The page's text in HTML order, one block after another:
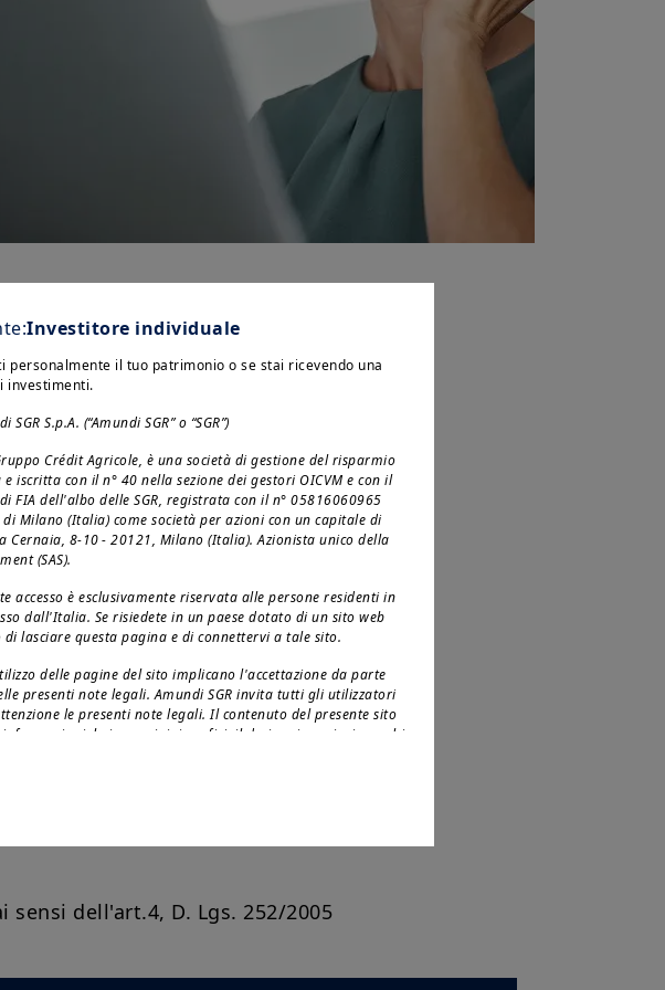
Aperto
dell'art.4, D. Lgs. 252/2005
Investitore individuale
personalmente il tuo patrimonio o se stai ricevendo una
investimenti.
S.p.A. (“Amundi SGR” o “SGR”)
Crédit Agricole, è una società di gestione del risparmio
iscritta con il n° 40 nella sezione dei gestori OICVM e con il
FIA dell'albo delle SGR, registrata con il n° 05816060965
Milano (Italia) come società per azioni con un capitale di
Cernaia, 8-10 - 20121, Milano (Italia). Azionista unico della
(SAS).
accesso è esclusivamente riservata alle persone residenti in
dall'Italia. Se risiedete in un paese dotato di un sito web
lasciare questa pagina e di connettervi a tale sito.
delle pagine del sito implicano l'accettazione da parte
presenti note legali. Amundi SGR invita tutti gli utilizzatori
le presenti note legali. Il contenuto del presente sito
informazioni, le immagini, i grafici, il design, i nomi e i marchi
di Amundi SGR e, laddove non altrimenti precisato,
e alla legislazione vigente in materia di protezione
non è concessa alcuna licenza o diritto di utilizzo;
su qualsiasi supporto, la riproduzione, la copia (eccetto
previo consenso scritto di Amundi SGR.
sito non sono destinate ai cittadini degli Stati Uniti